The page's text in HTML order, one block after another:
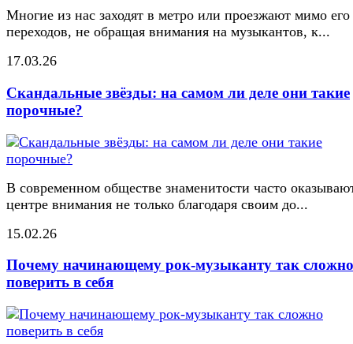
Многие из нас заходят в метро или проезжают мимо его
переходов, не обращая внимания на музыкантов, к...
17.03.26
Скандальные звёзды: на самом ли деле они такие
порочные?
В современном обществе знаменитости часто
центре внимания не только благодаря своим до...
15.02.26
Почему начинающему рок-музыканту так сложно
поверить в себя